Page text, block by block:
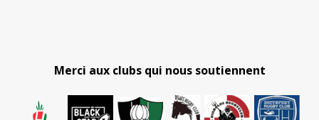
Merci aux clubs qui nous soutiennent